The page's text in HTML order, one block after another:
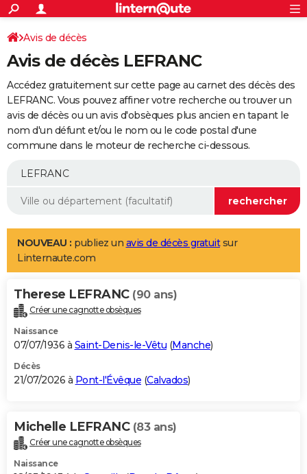
ACTUALITÉS
Politique
Société
Faits Divers
Education
Monde
Villes
+
SPORT
Coupe du monde 2026
Football
Tennis
Cyclisme
Rugby
Forum
Programme TV
TNTStreaming
Cinéma
Sorties cinéma
Musique
+FINANCE
Retraite
Epargne
Immobilier
Risques naturels par ville
Banque
Assurance
AUTO
Essais
Réserver un essai
Citadines
Berlines
SUV
Forum auto
+
Mobiles
Meilleur smartphone
Internet
Ordinateurs
Jeux vidéo
Guide high-tech
Aménagement intérieur
LIFESTYLE
Art de vivre
Bien-être
Loisirs
Mode
Modes de vie
Alimentation
Guide de la santé
Maladies
Médicaments
Sommeil
VOYAGE
Destinations
City break
Voyage nature
Voyage de noces
Forum
Climat
+PHOTO
GUIDES D'ACHAT
BONS PLANS
Carte de Noël
Carte Bonne année
Carte Saint-Valentin
Carte Pâques
Carte d'anniversaire
DICTIONNAIRE
Dictionnaire
Biographies
Citations
Expressions
Proverbes
PROGRAMME TV
Avis de décès
Avis de décès LEFRANC
Accédez gratuitement sur cette page au carnet des décès des
LEFRANC. Vous pouvez affiner votre recherche ou trouver un
avis de décès ou un avis d'obsèques plus ancien en tapant le
nom d'un défunt et/ou le nom ou le code postal d'une
commune dans le moteur de recherche ci-dessous.
NOUVEAU : publiez un avis de décès gratuitsur
Linternaute.com
Therese LEFRANC (90 ans)
Créer une cagnotte obsèques
Naissance
07/07/1936 à Saint-Denis-le-Vêtu (Manche)
Décès
21/07/2026 à Pont-l'Évêque (Calvados)
Michelle LEFRANC (83 ans)
Créer une cagnotte obsèques
Naissance